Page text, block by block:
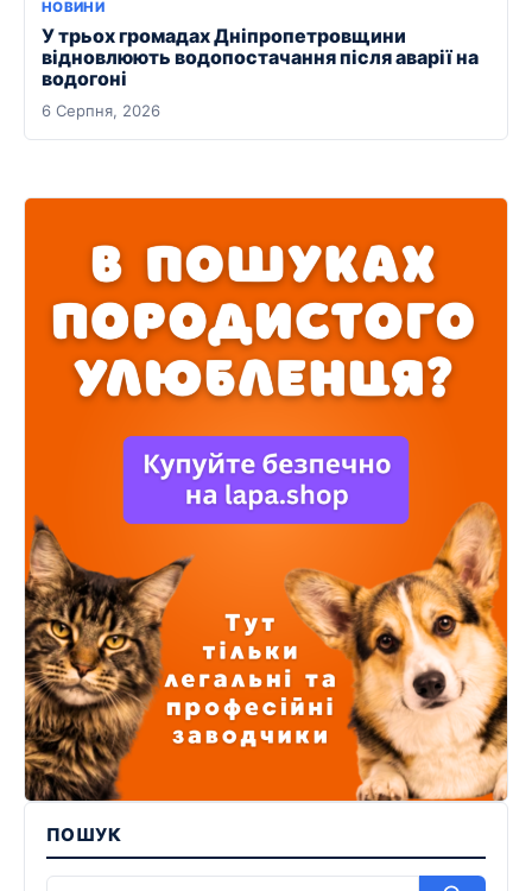
НОВИНИ
У трьох громадах Дніпропетровщини
відновлюють водопостачання після аварії на
водогоні
6 Серпня, 2026
ПОШУК